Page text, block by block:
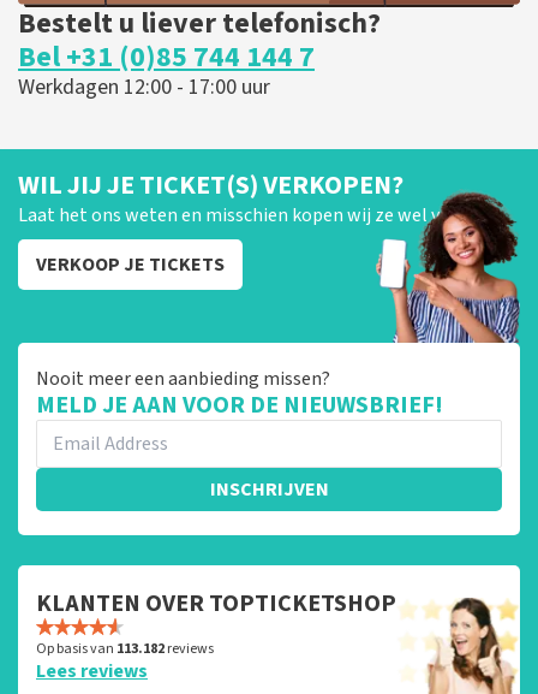
Bestelt u liever telefonisch?
Bel +31 (0)85 744 144 7
Werkdagen 12:00 - 17:00 uur
WIL JIJ JE TICKET(S) VERKOPEN?
Laat het ons weten en misschien kopen wij ze wel van je!
VERKOOP JE TICKETS
Nooit meer een aanbieding missen?
MELD JE AAN VOOR DE NIEUWSBRIEF!
INSCHRIJVEN
KLANTEN OVER TOPTICKETSHOP
Op basis van 113.182reviews
Lees reviews